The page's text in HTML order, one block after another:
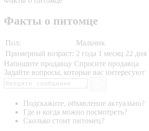
Факты о питомце
Пол:
Мальчик
Примерный возраст: 2 года 1 месяц 22 дня
Напишите продавцу Спросите продавца
Задайте вопросы, которые вас интересуют
Подскажите, объявление актуально?
Где и когда можно посмотреть?
Сколько стоит питомец?